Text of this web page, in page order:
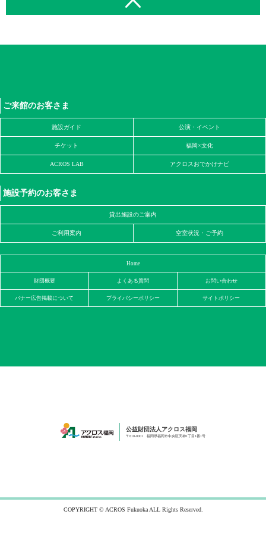
ご来館のお客さま
施設ガイド 公演・イベント
チケット 福岡×文化
ACROS LAB アクロスおでかけナビ
施設予約のお客さま
貸出施設のご案内
ご利用案内 空室状況・ご予約
Home
財団概要 よくある質問 お問い合わせ
バナー広告掲載について プライバシーポリシー サイトポリシー
公益財団法人アクロス福岡
〒810-0001 福岡県福岡市中央区天神1丁目1番1号
COPYRIGHT © ACROS Fukuoka ALL Rights Reserved.